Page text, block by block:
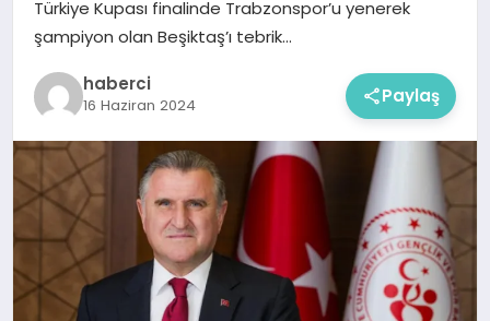
Türkiye Kupası finalinde Trabzonspor’u yenerek
şampiyon olan Beşiktaş’ı tebrik…
haberci
16 Haziran 2024 Paylaş